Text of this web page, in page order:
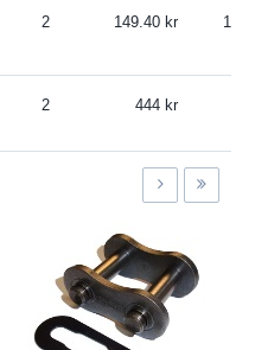
2 149.40
2 444